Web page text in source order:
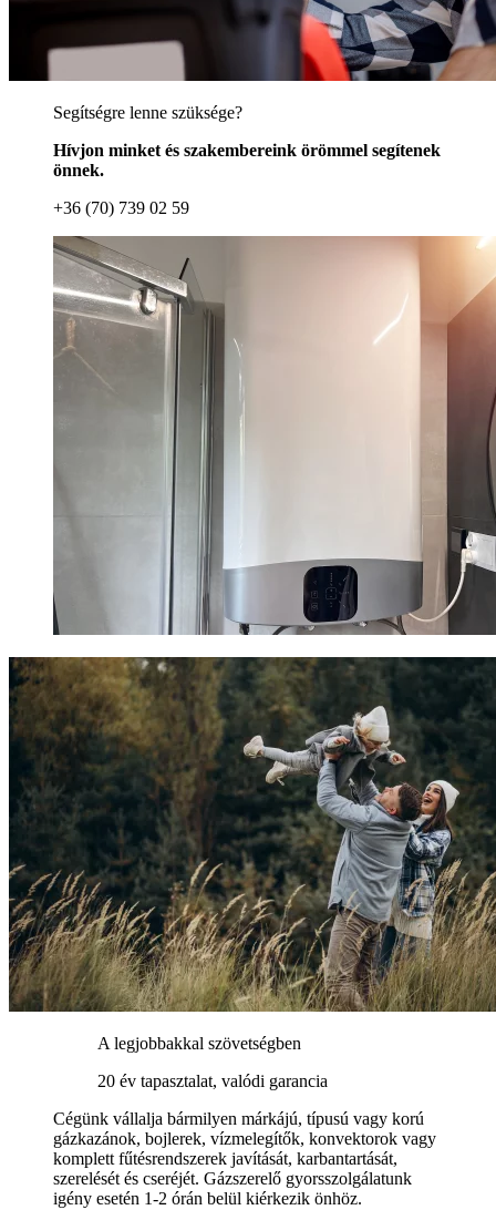
Segítségre lenne szüksége?
Hívjon minket és szakembereink örömmel segítenek
önnek.
+36 (70) 739 02 59
A legjobbakkal szövetségben
20 év tapasztalat, valódi garancia
Cégünk vállalja bármilyen márkájú, típusú vagy korú
gázkazánok, bojlerek, vízmelegítők, konvektorok vagy
komplett fűtésrendszerek javítását, karbantartását,
szerelését és cseréjét. Gázszerelő gyorsszolgálatunk
igény esetén 1-2 órán belül kiérkezik önhöz.